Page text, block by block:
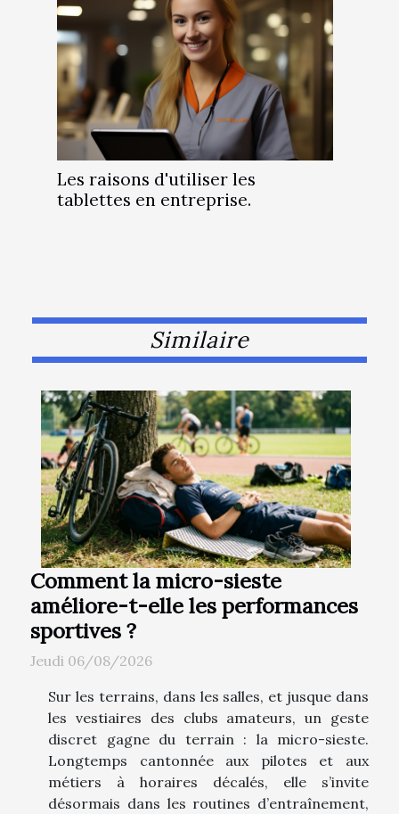
Les raisons d'utiliser les
tablettes en entreprise.
Similaire
Comment la micro-sieste
améliore-t-elle les performances
sportives ?
Jeudi 06/08/2026
Sur les terrains, dans les salles, et jusque dans
les vestiaires des clubs amateurs, un geste
discret gagne du terrain : la micro-sieste.
Longtemps cantonnée aux pilotes et aux
métiers à horaires décalés, elle s’invite
désormais dans les routines d’entraînement,